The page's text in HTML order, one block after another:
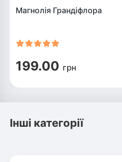
Магнолія Грандіфлора
199.00 грн
Інші категорії